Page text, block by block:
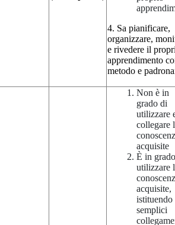
4. Sa pianificare,
organizzare,
e rivedere il
apprendimento
metodo e
Non è in
grado di
utilizzare
collegare
acquisite
È in
utilizzare
acquisite,
istituendo
semplici